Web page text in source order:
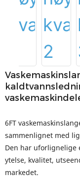
6FT
sammenlignet med
Den har uforlignelige
ytelse, kvalitet,
markedet.